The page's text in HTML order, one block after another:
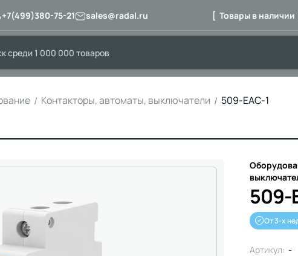
+7(499)380-75-21 sales@radal.ru [ Товары в наличии
Контакторы, автоматы, выключатели 509-EAC-1
509-
От 3-х
Артикул: -